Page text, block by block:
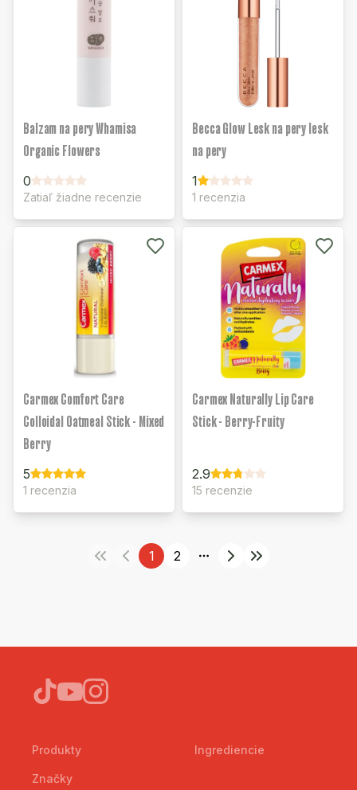
Balzam na pery Whamisa
Organic Flowers
0
Zatiaľ žiadne recenzie
Becca Glow Lesk na pery lesk
na pery
1
1 recenzia
Carmex Comfort Care
Colloidal Oatmeal Stick - Mixed
Berry
5
1 recenzia
Carmex Naturally Lip Care
Stick - Berry-Fruity
2.9
15 recenzie
1 2
More pages
Produkty
Značky
Ingrediencie